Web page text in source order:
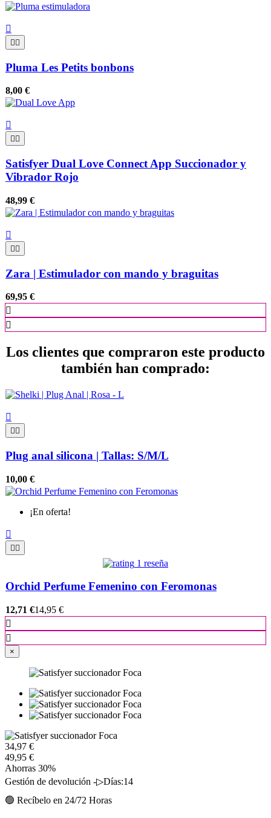

 
Pluma Les Petits bonbons
8,00 €

 
Satisfyer Dual Love Connect App Succionador y
Vibrador Rojo
48,99 €

 
Zara | Estimulador con mando y braguitas
69,95 €


Los clientes que compraron este producto
también han comprado:

 
Plug anal silicona | Tallas: S/M/L
10,00 €
¡En oferta!


1 reseña
Orchid Perfume Femenino con Feromonas
12,71 €14,95 €


×
34,97 €
49,95 €
Ahorras 30%
Gestión de devolución -▷Días:14
🟢 Recíbelo en 24/72 Horas